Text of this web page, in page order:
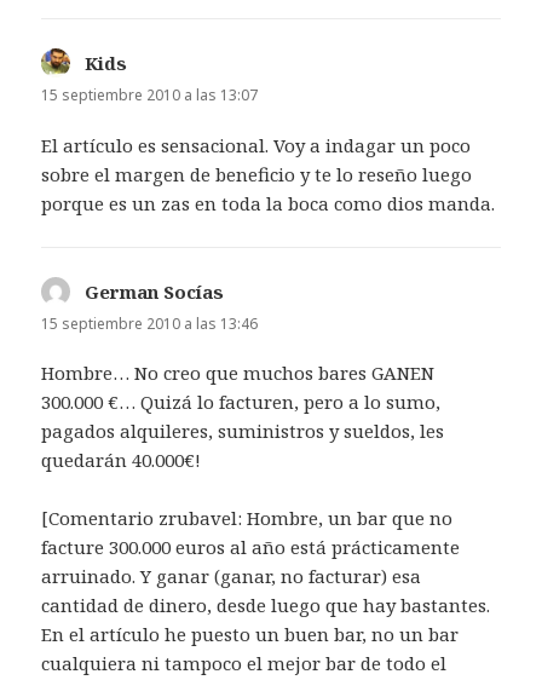
Kids
15 septiembre 2010 a las 13:07
El artículo es sensacional. Voy a indagar un poco
sobre el margen de beneficio y te lo reseño luego
porque es un zas en toda la boca como dios manda.
German Socías
15 septiembre 2010 a las 13:46
Hombre… No creo que muchos bares GANEN
300.000 €… Quizá lo facturen, pero a lo sumo,
pagados alquileres, suministros y sueldos, les
quedarán 40.000€!
[Comentario zrubavel: Hombre, un bar que no
facture 300.000 euros al año está prácticamente
arruinado. Y ganar (ganar, no facturar) esa
cantidad de dinero, desde luego que hay bastantes.
En el artículo he puesto un buen bar, no un bar
cualquiera ni tampoco el mejor bar de todo el